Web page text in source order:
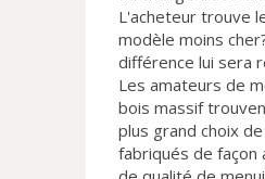
L'acheteur trouve
modèle moins
différence lui sera
Les amateurs de
bois massif
plus grand choix
fabriqués de façon